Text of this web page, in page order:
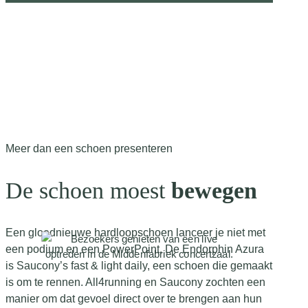
Meer dan een schoen presenteren
De schoen moest bewegen
Een gloednieuwe hardloopschoen lanceer je niet met
een podium en een PowerPoint. De Endorphin Azura
is Saucony’s fast & light daily, een schoen die gemaakt
is om te rennen. All4running en Saucony zochten een
manier om dat gevoel direct over te brengen aan hun